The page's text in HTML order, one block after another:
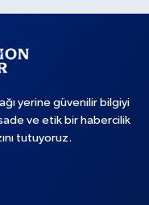
yerine güvenilir bilgiyi
ve etik bir habercilik
tutuyoruz.